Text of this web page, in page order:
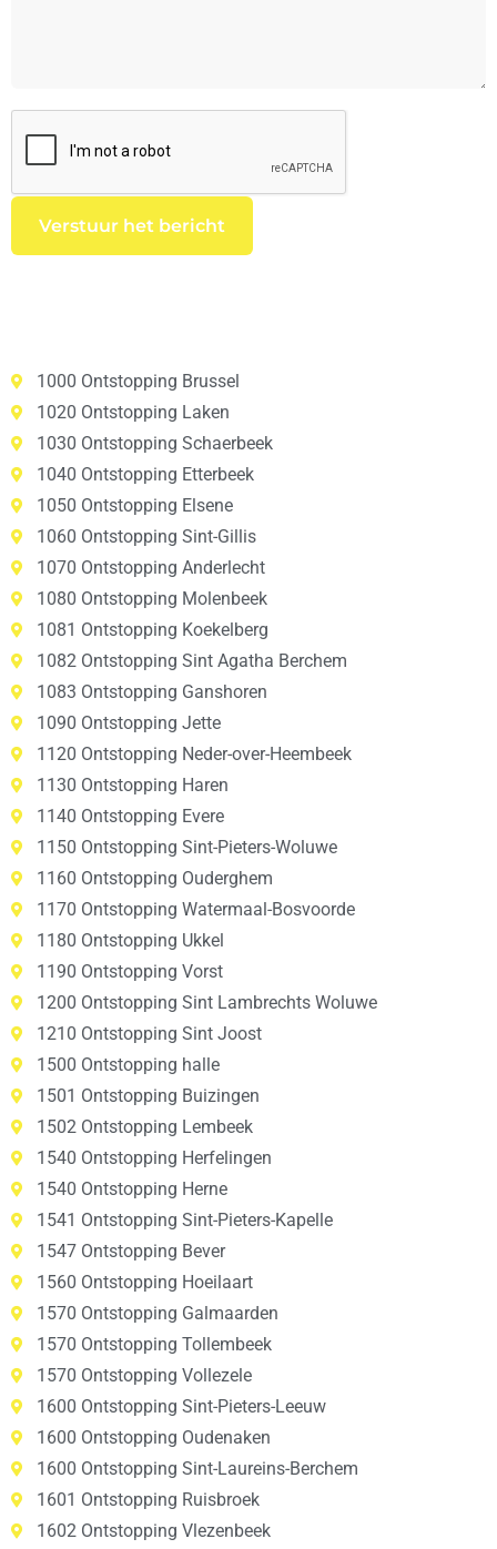
1000 Ontstopping Brussel
1020 Ontstopping Laken
1030 Ontstopping Schaerbeek
1040 Ontstopping Etterbeek
1050 Ontstopping Elsene
1060 Ontstopping Sint-Gillis
1070 Ontstopping Anderlecht
1080 Ontstopping Molenbeek
1081 Ontstopping Koekelberg
1082 Ontstopping Sint Agatha Berchem
1083 Ontstopping Ganshoren
1090 Ontstopping Jette
1120 Ontstopping Neder-over-Heembeek
1130 Ontstopping Haren
1140 Ontstopping Evere
1150 Ontstopping Sint-Pieters-Woluwe
1160 Ontstopping Ouderghem
1170 Ontstopping Watermaal-Bosvoorde
1180 Ontstopping Ukkel
1190 Ontstopping Vorst
1200 Ontstopping Sint Lambrechts Woluwe
1210 Ontstopping Sint Joost
1500 Ontstopping halle
1501 Ontstopping Buizingen
1502 Ontstopping Lembeek
1540 Ontstopping Herfelingen
1540 Ontstopping Herne
1541 Ontstopping Sint-Pieters-Kapelle
1547 Ontstopping Bever
1560 Ontstopping Hoeilaart
1570 Ontstopping Galmaarden
1570 Ontstopping Tollembeek
1570 Ontstopping Vollezele
1600 Ontstopping Sint-Pieters-Leeuw
1600 Ontstopping Oudenaken
1600 Ontstopping Sint-Laureins-Berchem
1601 Ontstopping Ruisbroek
1602 Ontstopping Vlezenbeek